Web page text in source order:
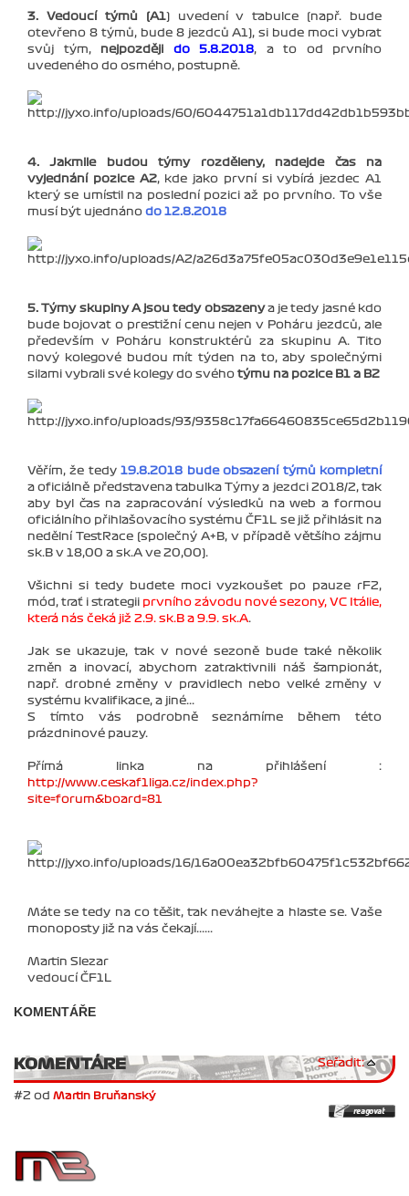
3. Vedoucí týmů (A1) uvedení v tabulce (např. bude
otevřeno 8 týmů, bude 8 jezdců A1), si bude moci vybrat
svůj tým, nejpozději do 5.8.2018, a to od prvního
uvedeného do osmého, postupně.
4. Jakmile budou týmy rozděleny, nadejde čas na
vyjednání pozice A2, kde jako první si vybírá jezdec A1
který se umístil na poslední pozici až po prvního. To vše
musí být ujednáno do 12.8.2018
5. Týmy skupiny A jsou tedy obsazenya je tedy jasné kdo
bude bojovat o prestižní cenu nejen v Poháru jezdců, ale
především v Poháru konstruktérů za skupinu A. Tito
nový kolegové budou mít týden na to, aby společnými
silami vybrali své kolegy do svého týmu na pozice B1 a B2
Věřím, že tedy19.8.2018 bude obsazení týmů kompletní
a oficiálně představena tabulka Týmy a jezdci 2018/2, tak
aby byl čas na zapracování výsledků na web a formou
oficiálního přihlašovacího systému ČF1L se již přihlásit na
nedělní TestRace (společný A+B, v případě většího zájmu
sk.B v 18,00 a sk.A ve 20,00).
Všichni si tedy budete moci vyzkoušet po pauze rF2,
mód, trať i strategii prvního závodu nové sezony, VC Itálie,
která nás čeká již 2.9. sk.B a 9.9. sk.A.
Jak se ukazuje, tak v nové sezoně bude také několik
změn a inovací, abychom zatraktivnili náš šampionát,
např. drobné změny v pravidlech nebo velké změny v
systému kvalifikace, a jiné...
S tímto vás podrobně seznámíme během této
prázdninové pauzy.
Přímá linka na přihlášení :
http://www.ceskaf1liga.cz/index.php?
site=forum&board=81
Máte se tedy na co těšit, tak neváhejte a hlaste se. Vaše
monoposty již na vás čekají......
Martin Slezar
vedoucí ČF1L
KOMENTÁŘE
KOMENTÁRE Seřadit:
#2 od Martin Bruňanský